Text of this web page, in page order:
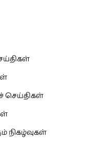
செய்திகள்
நிகழ்வுகள்